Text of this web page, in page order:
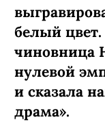
белый
чиновница
нулевой
и сказала
драма».